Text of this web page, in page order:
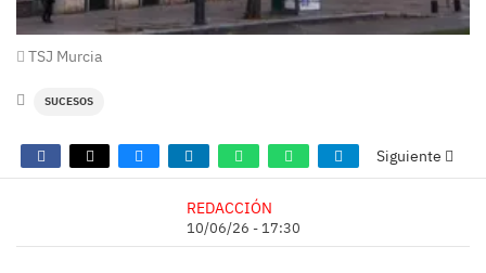
TSJ Murcia
SUCESOS
Siguiente
REDACCIÓN
10/06/26 - 17:30